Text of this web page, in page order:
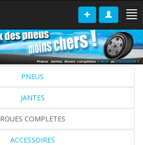
PNEUS
JANTES
ROUES COMPLETES
ACCESSOIRES